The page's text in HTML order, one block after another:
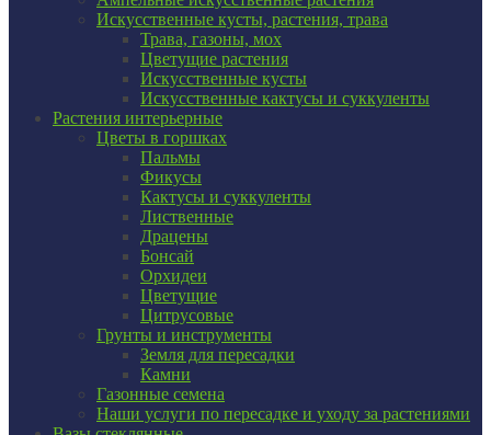
Искусственные кусты, растения, трава
Трава, газоны, мох
Цветущие растения
Искусственные кусты
Искусственные кактусы и суккуленты
Растения интерьерные
Цветы в горшках
Пальмы
Фикусы
Кактусы и суккуленты
Лиственные
Драцены
Бонсай
Орхидеи
Цветущие
Цитрусовые
Грунты и инструменты
Земля для пересадки
Камни
Газонные семена
Наши услуги по пересадке и уходу за растениями